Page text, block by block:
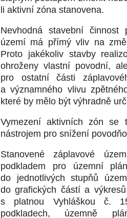
li aktivní zóna stanovena.
Nevhodná stavební činnost
území má přímý vliv na
Proto jakékoliv stavby
ohroženy vlastní povodní,
pro ostatní části
a významného vlivu
které by mělo být výhradně
Vymezení aktivních zón se
nástrojem pro snížení
Stanovené záplavové
podkladem pro územní
do jednotlivých stupňů
do grafických částí a
s platnou Vyhláškou č.
podkladech, územně